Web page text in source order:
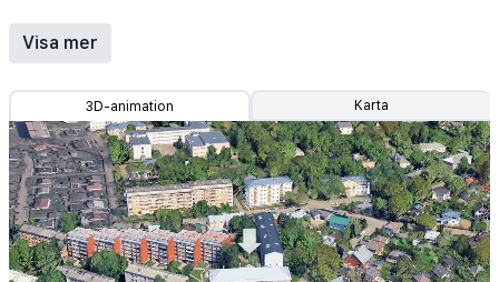
finns telefon, värdeförvaringsskåp och skrivbord.
Avstånd avrundas till närmsta decimal.
Riga Plaza köpcentrum - 1,6 km
Uzvaras parks - 2,7 km
Golden Bowling Center - 3,4 km
Lettlands nationalbibliotek - 3,5 km
Lettlands järnvägshistoriska museum - 3,6 km
Rigas radio- och tv-torn - 4,2 km
Visa mer
3D-animation Karta